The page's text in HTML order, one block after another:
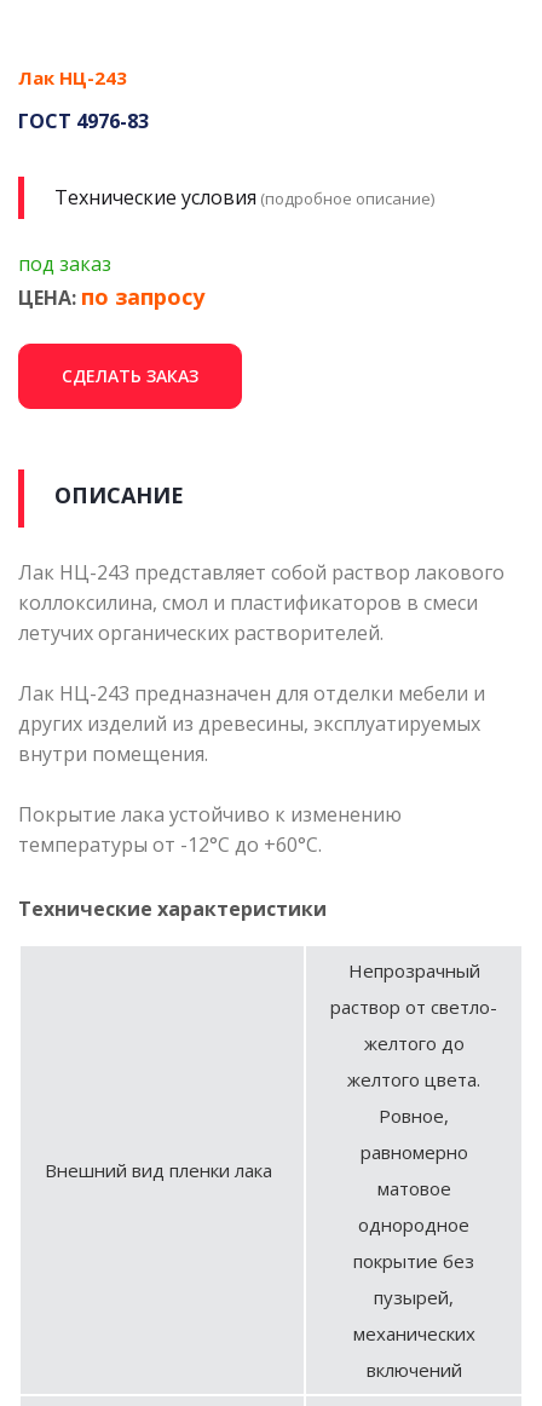
Лак НЦ-243
ГОСТ 4976-83
Технические условия (подробное описание)
под заказ
ЦЕНА: по запросу
СДЕЛАТЬ ЗАКАЗ
ОПИСАНИЕ
Лак НЦ-243 представляет собой раствор лакового
коллоксилина, смол и пластификаторов в смеси
летучих органических растворителей.
Лак НЦ-243 предназначен для отделки мебели и
других изделий из древесины, эксплуатируемых
внутри помещения.
Покрытие лака устойчиво к изменению
температуры от -12°С до +60°С.
Технические характеристики
Внешний вид пленки лака
Непрозрачный
раствор от светло-
желтого до
желтого цвета.
Ровное,
равномерно
матовое
однородное
покрытие без
пузырей,
механических
включений